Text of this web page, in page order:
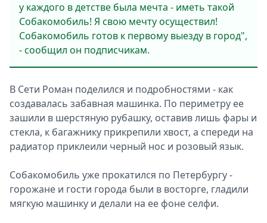
у каждого в детстве была мечта - иметь такой
Собакомобиль! Я свою мечту осуществил!
Собакомобиль готов к первому выезду в город",
- сообщил он подписчикам.
В Сети Роман поделился и подробностями - как
создавалась забавная машинка. По периметру ее
зашили в шерстяную рубашку, оставив лишь фары и
стекла, к багажнику прикрепили хвост, а спереди на
радиатор приклеили черный нос и розовый язык.
Собакомобиль уже прокатился по Петербургу -
горожане и гости города были в восторге, гладили
мягкую машинку и делали на ее фоне селфи.